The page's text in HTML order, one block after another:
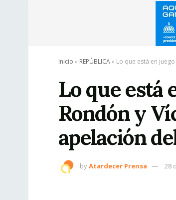
Inicio » REPÚBLICA» Lo que está en
Lo que está
Rondón y
apelación
byAtardecer Prensa 28